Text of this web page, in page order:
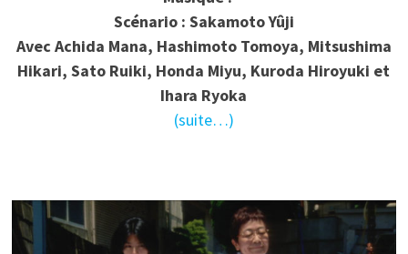
Scénario : Sakamoto Yûji
Avec Achida Mana, Hashimoto Tomoya, Mitsushima
Hikari, Sato Ruiki, Honda Miyu, Kuroda Hiroyuki et
Ihara Ryoka
(suite…)